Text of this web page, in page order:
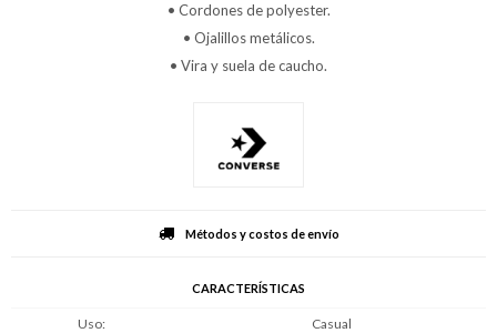
• Cordones de polyester.
• Ojalillos metálicos.
• Vira y suela de caucho.
Métodos y costos de envío
CARACTERÍSTICAS
Uso
Casual